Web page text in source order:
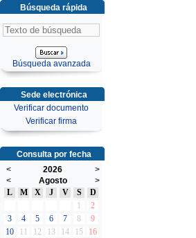
Búsqueda rápida
Búsqueda avanzada
Sede electrónica
Verificar documento
Verificar firma
Consulta por fecha
<
2026
>
<
Agosto
>
L
M X J V S
D
1
2
3
4 5 6 7 8
9
10
11 12 13 14 15
16